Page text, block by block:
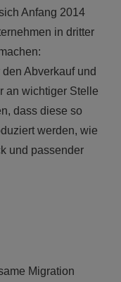
Anfang 2014
in dritter
Abverkauf und
an wichtiger Stelle
dass diese so
werden, wie
und passender
Migration